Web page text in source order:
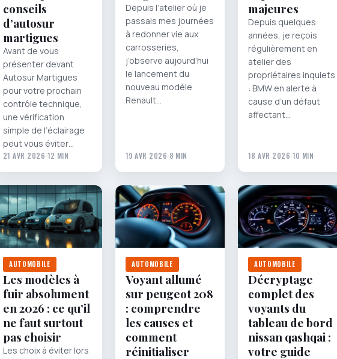
conseils
d’autosur
martigues
Avant de vous
présenter devant
Autosur Martigues
pour votre prochain
contrôle technique,
une vérification
simple de l’éclairage
peut vous éviter…
21 AVR 2026·12 MIN
Depuis l’atelier où je
passais mes journées
à redonner vie aux
carrosseries,
j’observe aujourd’hui
le lancement du
nouveau modèle
Renault…
19 AVR 2026·8 MIN
majeures
Depuis quelques
années, je reçois
régulièrement en
atelier des
propriétaires inquiets
: BMW en alerte à
cause d’un défaut
affectant…
18 AVR 2026·10 MIN
AUTOMOBILE
Les modèles à
fuir absolument
en 2026 : ce qu’il
ne faut surtout
pas choisir
Les choix à éviter lors
AUTOMOBILE
Voyant allumé
sur peugeot 208
: comprendre
les causes et
comment
réinitialiser
AUTOMOBILE
Décryptage
complet des
voyants du
tableau de bord
nissan qashqai :
votre guide